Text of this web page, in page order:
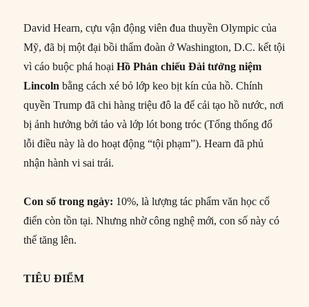
David Hearn, cựu vận động viên đua thuyền Olympic của
Mỹ, đã bị một đại bồi thẩm đoàn ở Washington, D.C. kết tội
vì cáo buộc phá hoạiHồ Phản chiếu Đài tưởng niệm
Lincoln bằng cách xé bỏ lớp keo bịt kín của hồ. Chính
quyền Trump đã chi hàng triệu đô la để cải tạo hồ nước, nơi
bị ảnh hưởng bởi tảo và lớp lót bong tróc (Tổng thống đổ
lỗi điều này là do hoạt động “tội phạm”). Hearn đã phủ
nhận hành vi sai trái.
Con số trong ngày: 10%, là lượng tác phẩm văn học cổ
điển còn tồn tại. Nhưng nhờ công nghệ mới, con số này có
thể tăng lên.
TIÊU ĐIỂM